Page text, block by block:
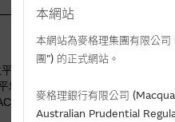
本網站
本網站為麥格理集團有限公
團”) 的正式網站。
麥格理銀行有限公司
Australian Prudential